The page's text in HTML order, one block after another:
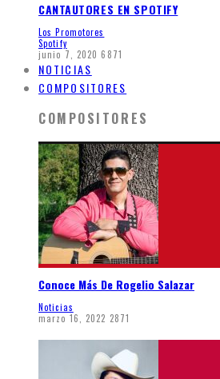
CANTAUTORES EN SPOTIFY
Los Promotores
Spotify
junio 7, 2020 6871
NOTICIAS
COMPOSITORES
COMPOSITORES
Conoce Más De Rogelio Salazar
Noticias
marzo 16, 2022 2871